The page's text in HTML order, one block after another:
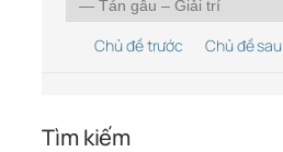
Chủ đề trước Chủ đề sau
Tìm kiếm